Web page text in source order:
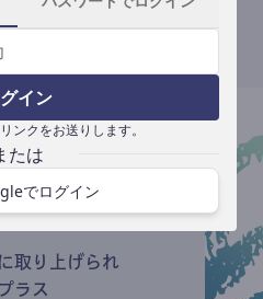
イン
ンクをお送りします。
でログイン
メージ
取り上げられ
ラス